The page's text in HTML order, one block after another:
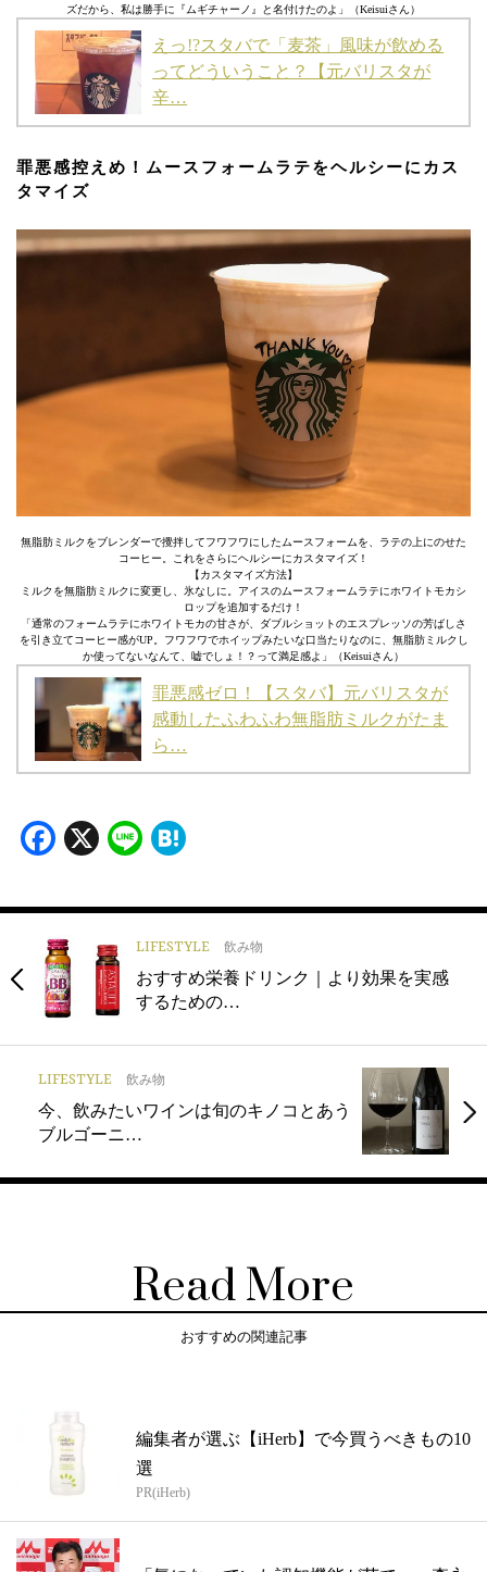
ズだから、私は勝手に『ムギチャーノ』と名付けたのよ」（Keisuiさん）
えっ!?スタバで「麦茶」風味が飲める
ってどういうこと？【元バリスタが
辛…
罪悪感控えめ！ムースフォームラテをヘルシーにカス
タマイズ
無脂肪ミルクをブレンダーで攪拌してフワフワにしたムースフォームを、ラテの上にのせた
コーヒー。これをさらにヘルシーにカスタマイズ！
【カスタマイズ方法】
ミルクを無脂肪ミルクに変更し、氷なしに。アイスのムースフォームラテにホワイトモカシ
ロップを追加するだけ！
「通常のフォームラテにホワイトモカの甘さが、ダブルショットのエスプレッソの芳ばしさ
を引き立てコーヒー感がUP。フワフワでホイップみたいな口当たりなのに、無脂肪ミルクし
か使ってないなんて、嘘でしょ！？って満足感よ」（Keisuiさん）
罪悪感ゼロ！【スタバ】元バリスタが
感動したふわふわ無脂肪ミルクがたま
ら…
Facebook
X Line
LIFESTYLE 飲み物
おすすめ栄養ドリンク｜より効果を実感
するための…
LIFESTYLE 飲み物
今、飲みたいワインは旬のキノコとあう
ブルゴーニ…
Read More
おすすめの関連記事
編集者が選ぶ【iHerb】で今買うべきもの10
選
PR(iHerb)